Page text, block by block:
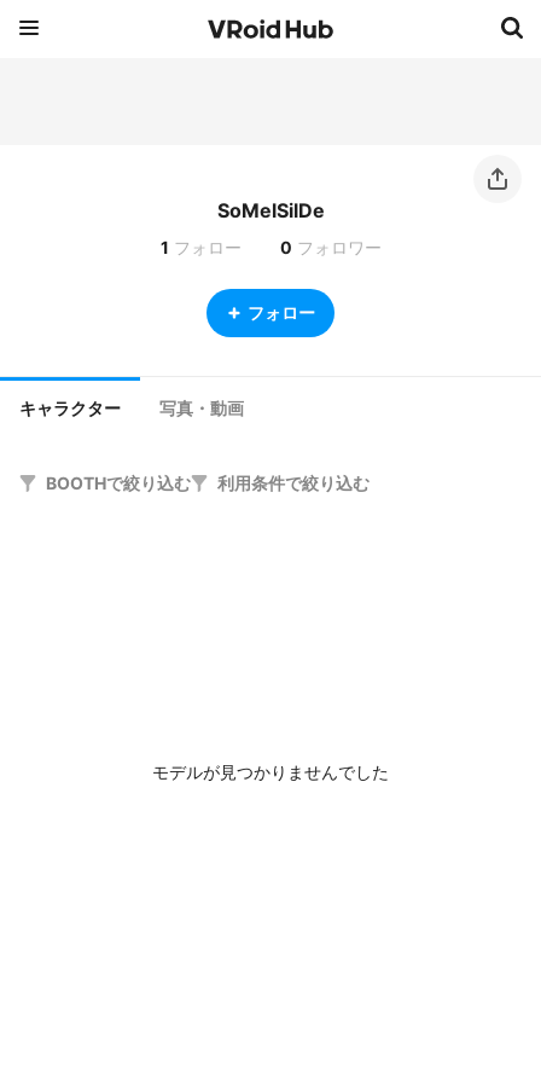
SoMelSilDe
1 フォロー 0 フォロワー
フォロー
キャラクター 写真・動画
BOOTHで絞り込む 利用条件で絞り込む
モデルが見つかりませんでした